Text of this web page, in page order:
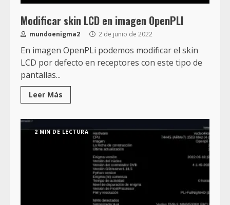
Modificar skin LCD en imagen OpenPLI
mundoenigma2 2 de junio de 2022
En imagen OpenPLi podemos modificar el skin
LCD por defecto en receptores con este tipo de
pantallas...
Leer Más
2 MIN DE LECTURA